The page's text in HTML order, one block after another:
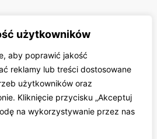
użytkowników
aby poprawić jakość
reklamy lub treści dostosowane
użytkowników oraz
Kliknięcie przycisku „Akceptuj
na wykorzystywanie przez nas